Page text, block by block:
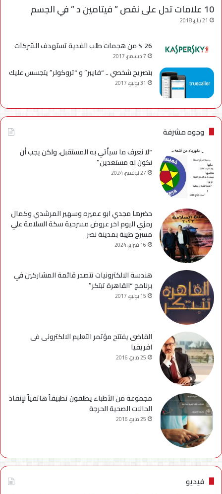
10 علامات تدل على نقص ” فيتامين د ” في الجسم
21 يناير، 2018
26 % من هجمات طلب الفدية تستهدف الشركات
7 ديسمبر، 2017
بتصريح شخصي .. “فايبر” و “تروكولر” يتجسس عليك
31 يوليو، 2017
وجوه مشرفة
“لا نعرف ما سيأتي به المستقبل، ولكن يجب أن
نكون له مستعدين”
27 نوفمبر، 2024
حضرها مجدي ابو عميره وسهير المرشدي وكمال
رمزي اليوم اخر عروض مسرحية سكة السلامة علي
مسرح طيبة بمدينة نصر
16 فبراير، 2024
هندسة الالكترونيات تتصدر قائمة المشاركين في
برنامج “القاهرة تبتكر”
15 يوليو، 2017
القاضى يفتتح مؤتمر التعليم الالكترونى فى
افريقيا
25 مايو، 2016
مجموعة من الأطباء يطلقون تطبيقاً هاتفياً لإنقاذ
الحالات الصحية الحرجة
25 مايو، 2016
فيديو